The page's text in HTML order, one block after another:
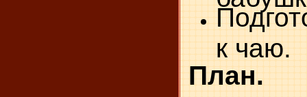
к чаю.
План.